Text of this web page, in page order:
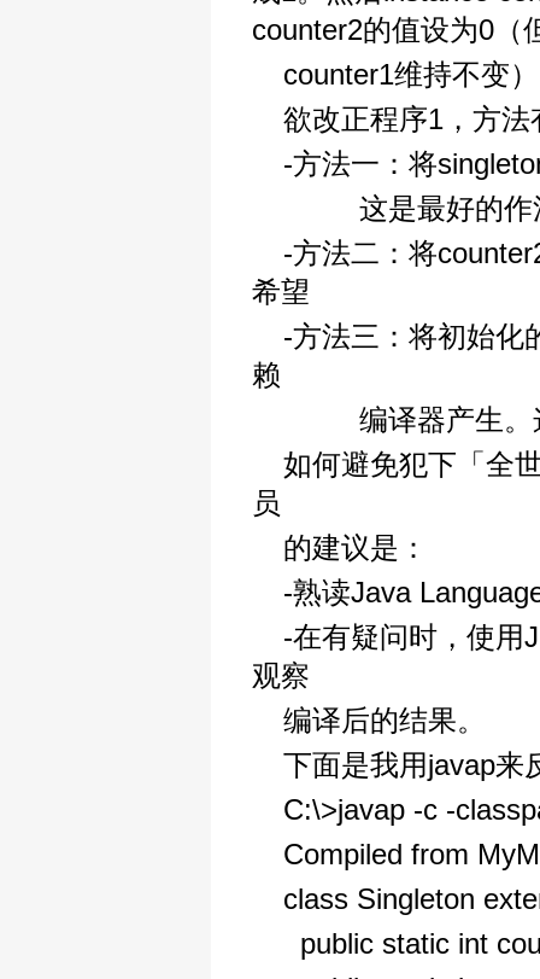
counter2的值设为0（
counter1维持不变
欲改正程序1，方法
-方法一：将
这是最好的作
-方法二：将
希望
-方法三：将初始化
赖
编译器产生。
如何避免犯下「全
员
的建议是：
-熟读Java
-在有疑问时，使用
观察
编译后的结果。
下面是我用javap来
C:\>javap -c -
Compiled from
class Singleton
public static int